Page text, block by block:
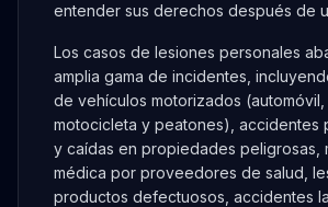
entender sus derechos después de
Los casos de lesiones personales
amplia gama de incidentes,
de vehículos motorizados (automóvil,
motocicleta y peatones), accidentes
y caídas en propiedades peligrosas,
médica por proveedores de salud,
productos defectuosos, accidentes